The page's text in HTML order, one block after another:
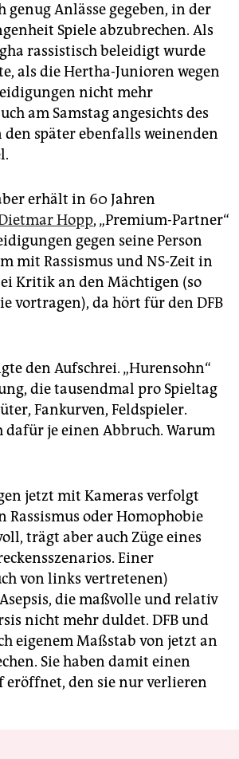
genug Anlässe gegeben, in der
Spiele abzubrechen. Als
rassistisch beleidigt wurde
als die Hertha-Junioren wegen
nicht mehr
am Samstag angesichts des
den später ebenfalls weinenden
erhält in 60 Jahren
Hopp, „Premium-Partner“
gegen seine Person
mit Rassismus und NS-Zeit in
Kritik an den Mächtigen (so
vortragen), da hört für den DFB
den Aufschrei. „Hurensohn“
die tausendmal pro Spieltag
Fankurven, Feldspieler.
dafür je einen Abbruch. Warum
jetzt mit Kameras verfolgt
Rassismus oder Homophobie
trägt aber auch Züge eines
Einer
von links vertretenen)
die maßvolle und relativ
nicht mehr duldet. DFB und
eigenem Maßstab von jetzt an
Sie haben damit einen
eröffnet, den sie nur verlieren